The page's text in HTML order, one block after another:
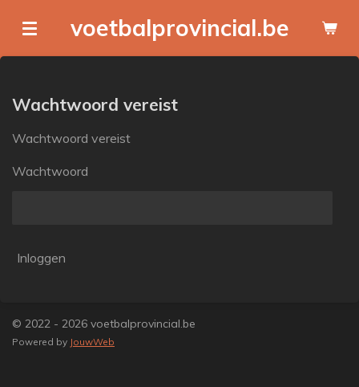
direct
naar
hoofdinhoud
voetbalprovincial.be
Wachtwoord vereist
Wachtwoord vereist
Wachtwoord
Inloggen
© 2022 - 2026 voetbalprovincial.be
Powered by JouwWeb